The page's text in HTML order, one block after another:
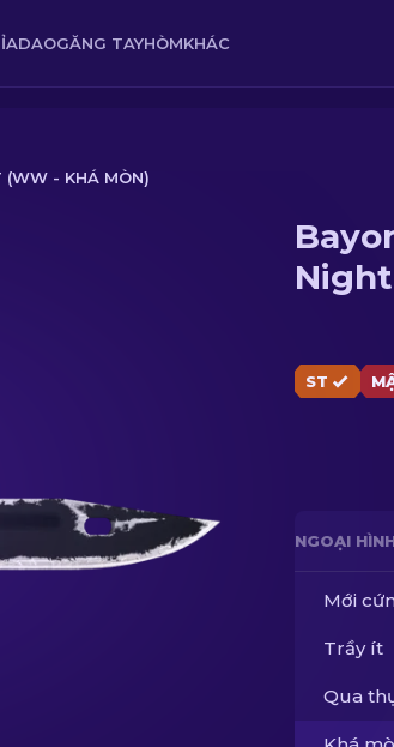
DAOGĂNG TAYHÒMKHÁC
- KHÁ MÒN)
ST
NGOẠI
Mới
Trầy ít
Qua